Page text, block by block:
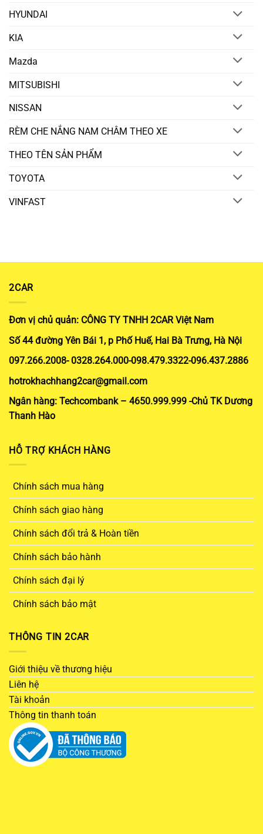
HYUNDAI
KIA
Mazda
MITSUBISHI
NISSAN
RÈM CHE NẮNG NAM CHÂM THEO XE
THEO TÊN SẢN PHẨM
TOYOTA
VINFAST
2CAR
Đơn vị chủ quản: CÔNG TY TNHH 2CAR Việt Nam
Số 44 đường Yên Bái 1, p Phố Huế, Hai Bà Trưng, Hà Nội
097.266.2008- 0328.264.000-098.479.3322-096.437.2886
hotrokhachhang2car@gmail.com
Ngân hàng: Techcombank – 4650.999.999 -Chủ TK Dương
Thanh Hào
HỖ TRỢ KHÁCH HÀNG
Chính sách mua hàng
Chính sách giao hàng
Chính sách đổi trả & Hoàn tiền
Chính sách bảo hành
Chính sách đại lý
Chính sách bảo mật
THÔNG TIN 2CAR
Giới thiệu về thương hiệu
Liên hệ
Tài khoản
Thông tin thanh toán